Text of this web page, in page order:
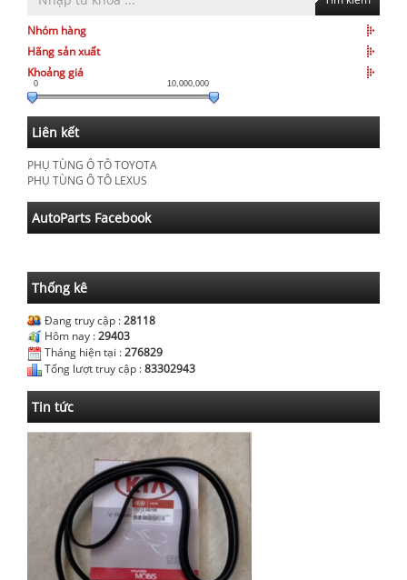
Nhóm hàng
Hãng sản xuất
Khoảng giá
0 10,000,000
Liên kết
PHỤ TÙNG Ô TÔ TOYOTA
PHỤ TÙNG Ô TÔ LEXUS
AutoParts Facebook
Thống kê
Đang truy cập :28118
Hôm nay :29403
Tháng hiện tại :276829
Tổng lượt truy cập :83302943
Tin tức